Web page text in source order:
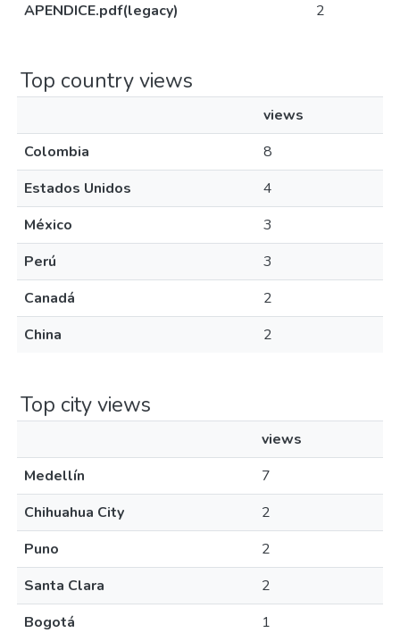
APENDICE.pdf(legacy)
2
Top country views
views
Colombia
8
Estados Unidos
4
México
3
Perú
3
Canadá
2
China
2
Top city views
views
Medellín
7
Chihuahua City
2
Puno
2
Santa Clara
2
Bogotá
1